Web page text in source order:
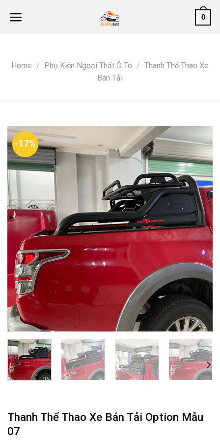
0
Home / Phụ Kiện Ngoại Thất Ô Tô / Thanh Thể Thao Xe
Bán Tải
-17%
Thanh Thể Thao Xe Bán Tải Option Mẫu
07